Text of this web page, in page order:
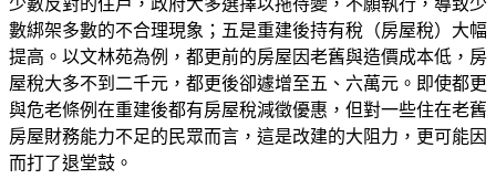
數綁架多數的不合理現象；五是重建後持有稅（房屋稅）大幅
提高。以文林苑為例，都更前的房屋因老舊與造價成本低，房
屋稅大多不到二千元，都更後卻遽增至五、六萬元。即使都更
與危老條例在重建後都有房屋稅減徵優惠，但對一些住在老舊
房屋財務能力不足的民眾而言，這是改建的大阻力，更可能因
而打了退堂鼓。